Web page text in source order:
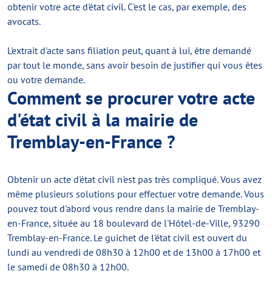
obtenir votre acte d'état civil. C'est le cas, par exemple, des
avocats.
L'extrait d'acte sans filiation peut, quant à lui, être demandé
par tout le monde, sans avoir besoin de justifier qui vous êtes
ou votre demande.
Comment se procurer votre acte
d'état civil à la mairie de
Tremblay-en-France ?
Obtenir un acte d'état civil n'est pas très compliqué. Vous avez
même plusieurs solutions pour effectuer votre demande. Vous
pouvez tout d'abord vous rendre dans la mairie de Tremblay-
en-France, située au 18 boulevard de l'Hôtel-de-Ville, 93290
Tremblay-en-France. Le guichet de l'état civil est ouvert du
lundi au vendredi de 08h30 à 12h00 et de 13h00 à 17h00 et
le samedi de 08h30 à 12h00.